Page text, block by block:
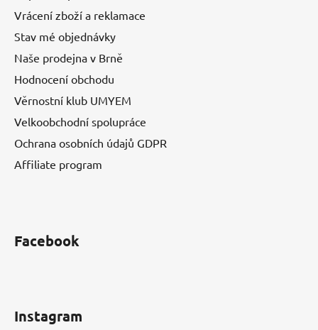
Vrácení zboží a reklamace
Stav mé objednávky
Naše prodejna v Brně
Hodnocení obchodu
Věrnostní klub UMYEM
Velkoobchodní spolupráce
Ochrana osobních údajů GDPR
Affiliate program
Facebook
Instagram